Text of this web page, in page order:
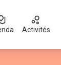
Activités